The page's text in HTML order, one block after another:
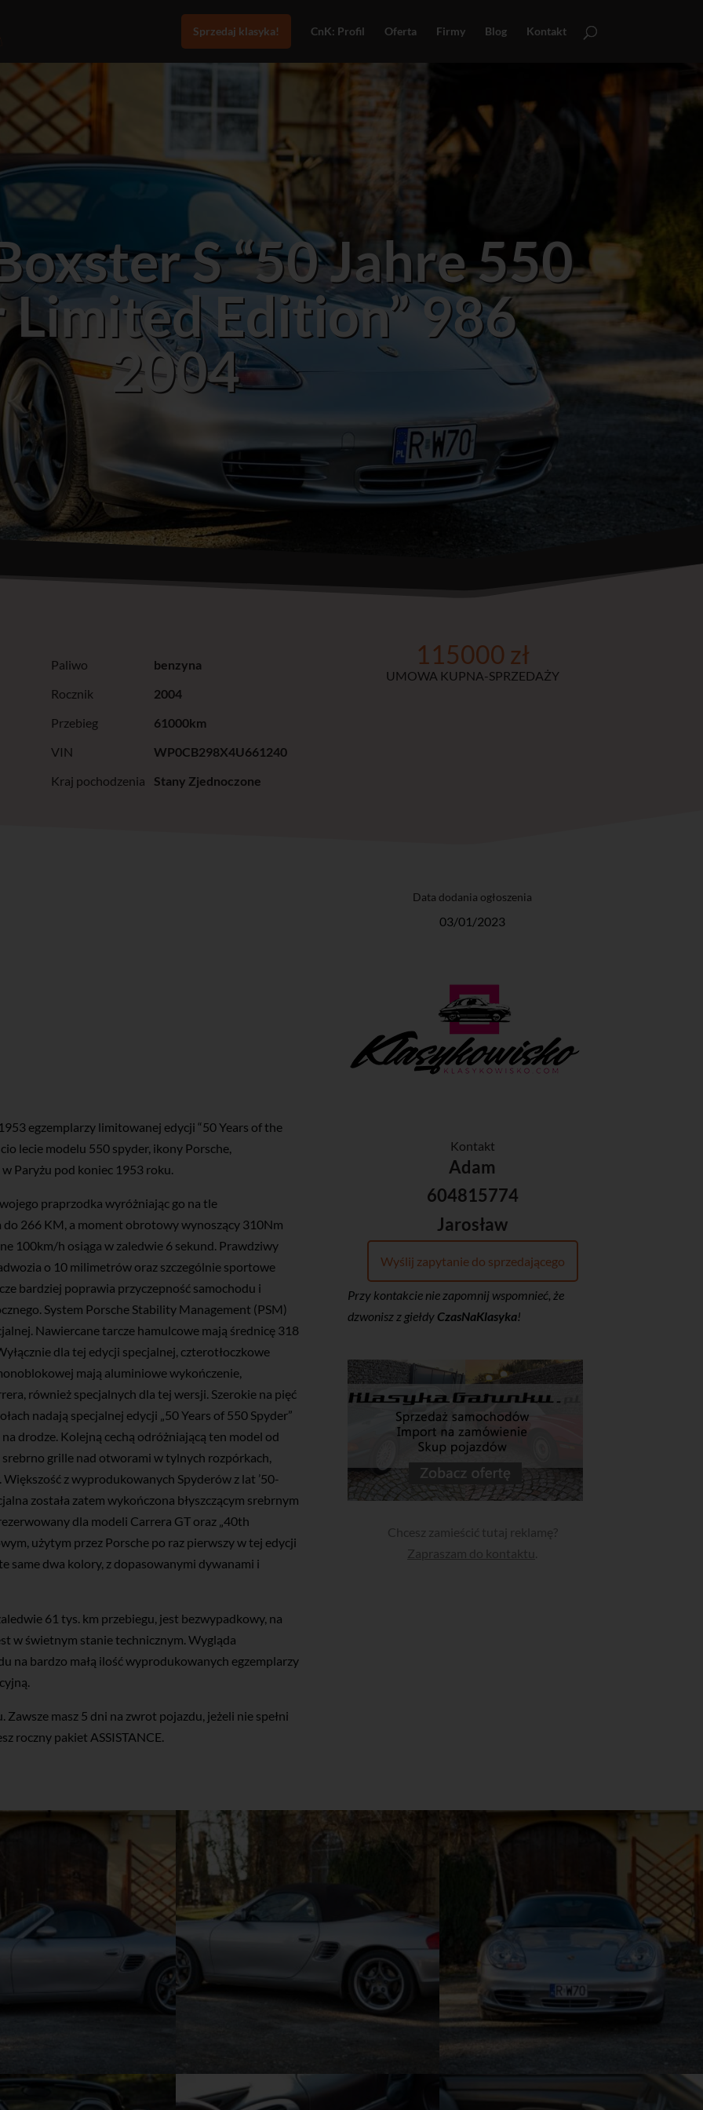
Sprzedaj klasyka! CnK: Profil Oferta Firmy Blog Kontakt
S “50 Jahre 550
Limited Edition” 986
2004
Paliwo
benzyna
Rocznik
2004
Przebieg
61000km
VIN
WP0CB298X4U661240
Kraj pochodzenia
Stany Zjednoczone
115000 zł
UMOWA KUPNA-SPRZEDAŻY
egzemplarzy limitowanej edycji “50 Years of the
lecie modelu 550 spyder, ikony Porsche,
Paryżu pod koniec 1953 roku.
praprzodka wyróżniając go na tle
do 266 KM, a moment obrotowy wynoszący 310Nm
100km/h osiąga w zaledwie 6 sekund. Prawdziwy
o 10 milimetrów oraz szczególnie sportowe
bardziej poprawia przyczepność samochodu i
System Porsche Stability Management (PSM)
Nawiercane tarcze hamulcowe mają średnicę 318
dla tej edycji specjalnej, czterotłoczkowe
mają aluminiowe wykończenie,
również specjalnych dla tej wersji. Szerokie na pięć
nadają specjalnej edycji „50 Years of 550 Spyder”
drodze. Kolejną cechą odróżniającą ten model od
grille nad otworami w tylnych rozpórkach,
z wyprodukowanych Spyderów z lat ’50-
została zatem wykończona błyszczącym srebrnym
dla modeli Carrera GT oraz „40th
użytym przez Porsche po raz pierwszy w tej edycji
same dwa kolory, z dopasowanymi dywanami i
61 tys. km przebiegu, jest bezwypadkowy, na
w świetnym stanie technicznym. Wygląda
na bardzo małą ilość wyprodukowanych egzemplarzy
masz 5 dni na zwrot pojazdu, jeżeli nie spełni
roczny pakiet ASSISTANCE.
Data dodania ogłoszenia
03/01/2023
Kontakt
Adam
604815774
Jarosław
Wyślij zapytanie do sprzedającego
Przy kontakcie nie zapomnij wspomnieć, że
dzwonisz z giełdy CzasNaKlasyka!
Chcesz zamieścić tutaj reklamę?
Zapraszam do kontaktu